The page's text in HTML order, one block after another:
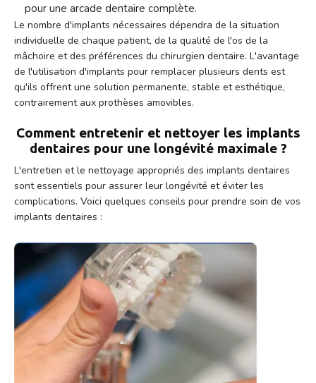
pour une arcade dentaire complète.
Le nombre d'implants nécessaires dépendra de la situation
individuelle de chaque patient, de la qualité de l'os de la
mâchoire et des préférences du chirurgien dentaire. L'avantage
de l'utilisation d'implants pour remplacer plusieurs dents est
qu'ils offrent une solution permanente, stable et esthétique,
contrairement aux prothèses amovibles.
Comment entretenir et nettoyer les implants
dentaires pour une longévité maximale ?
L'entretien et le nettoyage appropriés des implants dentaires
sont essentiels pour assurer leur longévité et éviter les
complications. Voici quelques conseils pour prendre soin de vos
implants dentaires :